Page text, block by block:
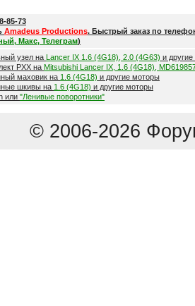
85-73
Amadeus Productions. Быстрый заказ по
Макс, Телеграм)
узел на Lancer IX 1.6 (4G18), 2.0 (4G63) и
РХХ на Mitsubishi Lancer IX, 1.6 (4G18),
маховик на 1.6 (4G18) и другие моторы
шкивы на 1.6 (4G18) и другие моторы
или "Ленивые поворотники"
© 2006-2026